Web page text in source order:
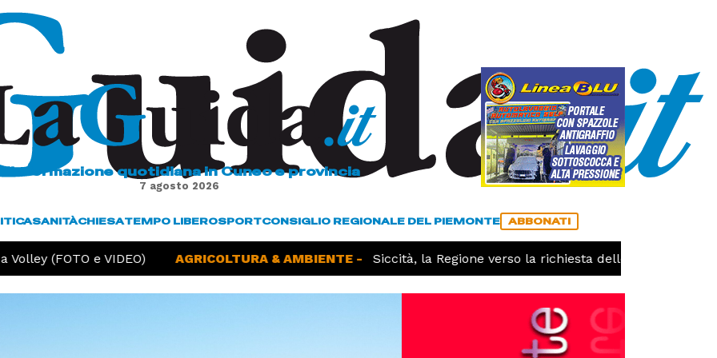
L'informazione quotidiana in Cuneo e provincia
7 agosto 2026
SANITÀCHIESATEMPO LIBEROSPORTCONSIGLIO REGIONALE DEL PIEMONTE ABBONATI
(FOTO e VIDEO) AGRICOLTURA & AMBIENTE - Siccità, la Regione verso la richiesta dello stato di